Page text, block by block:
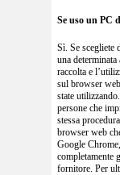
Se uso un PC
Sì. Se scegliete
una determinata
raccolta e
sul browser
state
persone che
stessa
browser web
Google
completamente
fornitore. Per